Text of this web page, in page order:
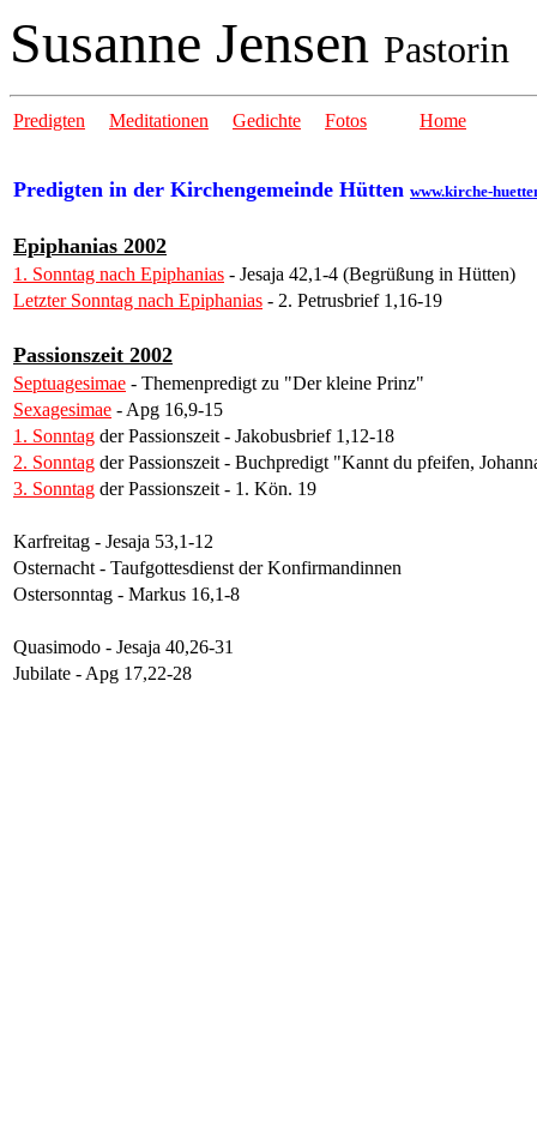
Susanne Jensen Pastorin
Predigten Meditationen Gedichte Fotos Home
Predigten in der Kirchengemeinde Hütten www.kirche-
Epiphanias 2002
1. Sonntag nach Epiphanias - Jesaja 42,1-4 (Begrüßung in Hütten)
Letzter Sonntag nach Epiphanias - 2. Petrusbrief 1,16-19
Passionszeit 2002
Septuagesimae - Themenpredigt zu "Der kleine Prinz"
Sexagesimae - Apg 16,9-15
1. Sonntag der Passionszeit - Jakobusbrief 1,12-18
2. Sonntag der Passionszeit - Buchpredigt "Kannt du pfeifen,
3. Sonntag der Passionszeit - 1. Kön. 19
Karfreitag - Jesaja 53,1-12
Osternacht - Taufgottesdienst der Konfirmandinnen
Ostersonntag - Markus 16,1-8
Quasimodo - Jesaja 40,26-31
Jubilate - Apg 17,22-28